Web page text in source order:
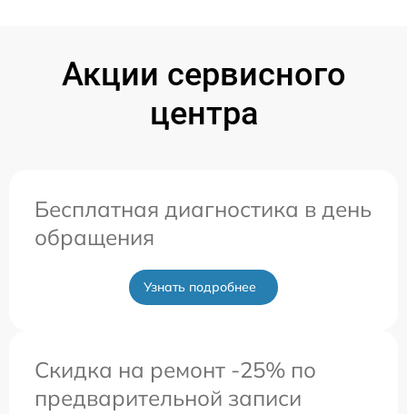
Акции сервисного
центра
Бесплатная диагностика в день
обращения
Узнать подробнее
Скидка на ремонт -25% по
предварительной записи